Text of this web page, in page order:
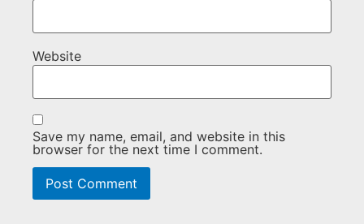
Website
Save my name, email, and website in this
browser for the next time I comment.